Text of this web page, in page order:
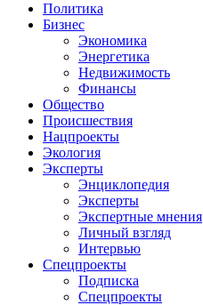
Политика
Бизнес
Экономика
Энергетика
Недвижимость
Финансы
Общество
Происшествия
Нацпроекты
Экология
Эксперты
Энциклопедия
Эксперты
Экспертные мнения
Личный взгляд
Интервью
Спецпроекты
Подписка
Спецпроекты